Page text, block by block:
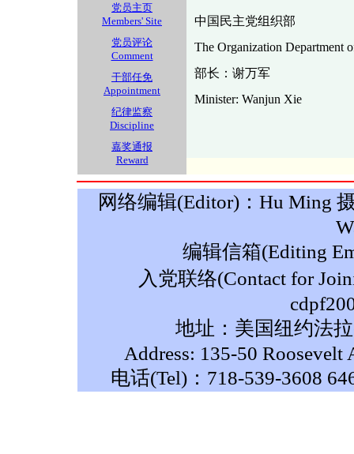
党员主页
Members' Site
党员评论
Comment
干部任免
Appointment
纪律监察
Discipline
嘉奖通报
Reward
中国民主党组织部
The Organization Department
部长：谢万军
Minister: Wanjun Xie
网络编辑(Editor)：Hu Ming
编辑信箱(Editing
入党联络(Contact for
地址：美国纽约法
Address: 135-50
电话(Tel)：718-539-3608